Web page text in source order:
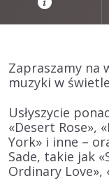
Zapraszamy na
muzyki w
Usłyszycie
«Desert Rose»,
York» i inne –
Sade, takie jak
Ordinary Love»,